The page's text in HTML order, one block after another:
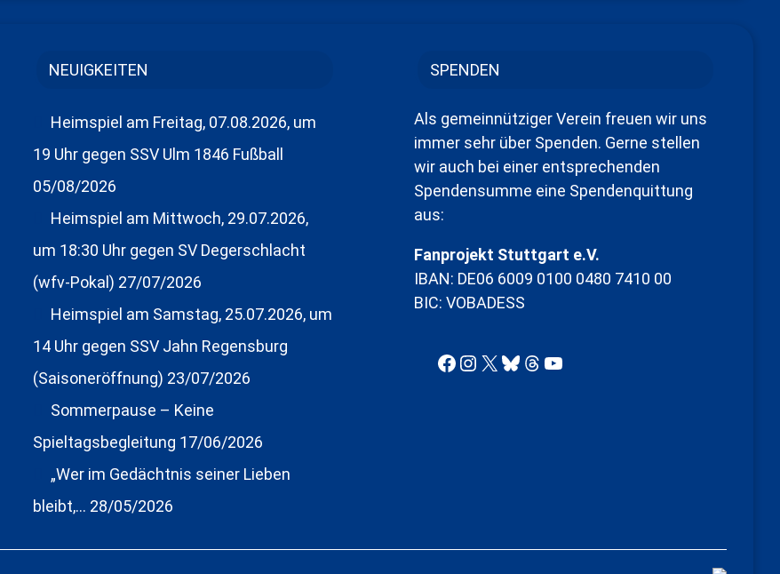
NEUIGKEITEN
Heimspiel am Freitag, 07.08.2026, um
19 Uhr gegen SSV Ulm 1846 Fußball
05/08/2026
Heimspiel am Mittwoch, 29.07.2026,
um 18:30 Uhr gegen SV Degerschlacht
(wfv-Pokal) 27/07/2026
Heimspiel am Samstag, 25.07.2026, um
14 Uhr gegen SSV Jahn Regensburg
(Saisoneröffnung) 23/07/2026
Sommerpause – Keine
Spieltagsbegleitung 17/06/2026
„Wer im Gedächtnis seiner Lieben
bleibt,… 28/05/2026
SPENDEN
Als gemeinnütziger Verein freuen wir uns
immer sehr über Spenden. Gerne stellen
wir auch bei einer entsprechenden
Spendensumme eine Spendenquittung
aus:
Fanprojekt Stuttgart e.V.
IBAN: DE06 6009 0100 0480 7410 00
BIC: VOBADESS
Facebook
Instagram
X Bluesky
Threads
YouTube